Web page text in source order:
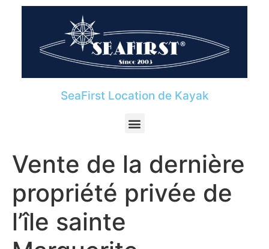
SeaFirst Location de Kayak
Vente de la dernière
propriété privée de
l’île sainte